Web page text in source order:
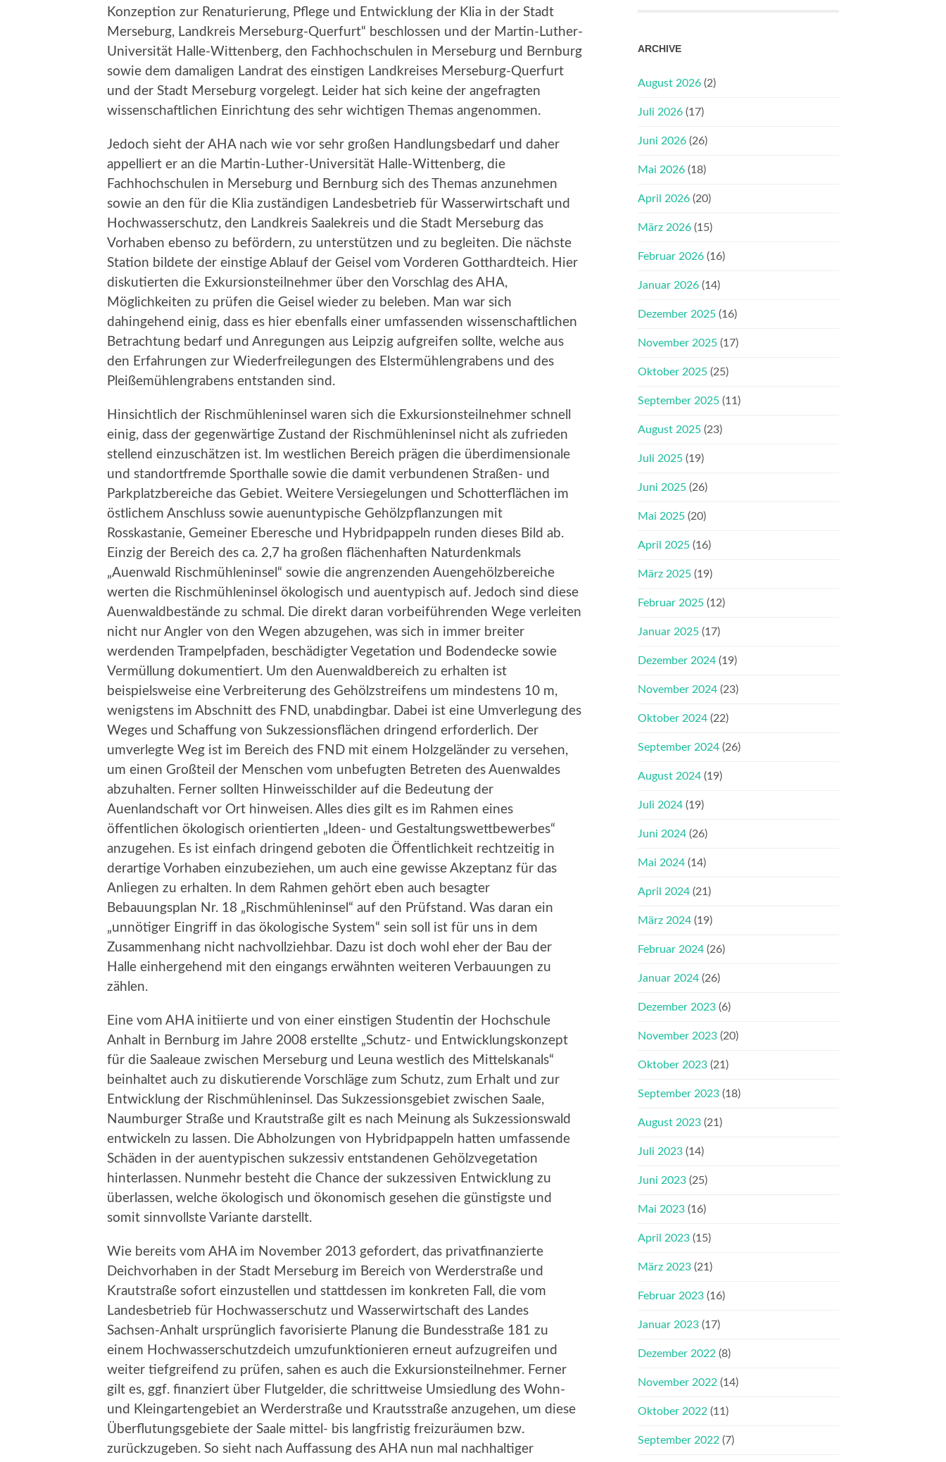
Konzeption zur Renaturierung, Pflege und Entwicklung der Klia in der Stadt
Merseburg, Landkreis Merseburg-Querfurt“ beschlossen und der Martin-Luther-
Universität Halle-Wittenberg, den Fachhochschulen in Merseburg und Bernburg
sowie dem damaligen Landrat des einstigen Landkreises Merseburg-Querfurt
und der Stadt Merseburg vorgelegt. Leider hat sich keine der angefragten
wissenschaftlichen Einrichtung des sehr wichtigen Themas angenommen.
Jedoch sieht der AHA nach wie vor sehr großen Handlungsbedarf und daher
appelliert er an die Martin-Luther-Universität Halle-Wittenberg, die
Fachhochschulen in Merseburg und Bernburg sich des Themas anzunehmen
sowie an den für die Klia zuständigen Landesbetrieb für Wasserwirtschaft und
Hochwasserschutz, den Landkreis Saalekreis und die Stadt Merseburg das
Vorhaben ebenso zu befördern, zu unterstützen und zu begleiten. Die nächste
Station bildete der einstige Ablauf der Geisel vom Vorderen Gotthardteich. Hier
diskutierten die Exkursionsteilnehmer über den Vorschlag des AHA,
Möglichkeiten zu prüfen die Geisel wieder zu beleben. Man war sich
dahingehend einig, dass es hier ebenfalls einer umfassenden wissenschaftlichen
Betrachtung bedarf und Anregungen aus Leipzig aufgreifen sollte, welche aus
den Erfahrungen zur Wiederfreilegungen des Elstermühlengrabens und des
Pleißemühlengrabens entstanden sind.
Hinsichtlich der Rischmühleninsel waren sich die Exkursionsteilnehmer schnell
einig, dass der gegenwärtige Zustand der Rischmühleninsel nicht als zufrieden
stellend einzuschätzen ist. Im westlichen Bereich prägen die überdimensionale
und standortfremde Sporthalle sowie die damit verbundenen Straßen- und
Parkplatzbereiche das Gebiet. Weitere Versiegelungen und Schotterflächen im
östlichem Anschluss sowie auenuntypische Gehölzpflanzungen mit
Rosskastanie, Gemeiner Eberesche und Hybridpappeln runden dieses Bild ab.
Einzig der Bereich des ca. 2,7 ha großen flächenhaften Naturdenkmals
„Auenwald Rischmühleninsel“ sowie die angrenzenden Auengehölzbereiche
werten die Rischmühleninsel ökologisch und auentypisch auf. Jedoch sind diese
Auenwaldbestände zu schmal. Die direkt daran vorbeiführenden Wege verleiten
nicht nur Angler von den Wegen abzugehen, was sich in immer breiter
werdenden Trampelpfaden, beschädigter Vegetation und Bodendecke sowie
Vermüllung dokumentiert. Um den Auenwaldbereich zu erhalten ist
beispielsweise eine Verbreiterung des Gehölzstreifens um mindestens 10 m,
wenigstens im Abschnitt des FND, unabdingbar. Dabei ist eine Umverlegung des
Weges und Schaffung von Sukzessionsflächen dringend erforderlich. Der
umverlegte Weg ist im Bereich des FND mit einem Holzgeländer zu versehen,
um einen Großteil der Menschen vom unbefugten Betreten des Auenwaldes
abzuhalten. Ferner sollten Hinweisschilder auf die Bedeutung der
Auenlandschaft vor Ort hinweisen. Alles dies gilt es im Rahmen eines
öffentlichen ökologisch orientierten „Ideen- und Gestaltungswettbewerbes“
anzugehen. Es ist einfach dringend geboten die Öffentlichkeit rechtzeitig in
derartige Vorhaben einzubeziehen, um auch eine gewisse Akzeptanz für das
Anliegen zu erhalten. In dem Rahmen gehört eben auch besagter
Bebauungsplan Nr. 18 „Rischmühleninsel“ auf den Prüfstand. Was daran ein
„unnötiger Eingriff in das ökologische System“ sein soll ist für uns in dem
Zusammenhang nicht nachvollziehbar. Dazu ist doch wohl eher der Bau der
Halle einhergehend mit den eingangs erwähnten weiteren Verbauungen zu
zählen.
Eine vom AHA initiierte und von einer einstigen Studentin der Hochschule
Anhalt in Bernburg im Jahre 2008 erstellte „Schutz- und Entwicklungskonzept
für die Saaleaue zwischen Merseburg und Leuna westlich des Mittelskanals“
beinhaltet auch zu diskutierende Vorschläge zum Schutz, zum Erhalt und zur
Entwicklung der Rischmühleninsel. Das Sukzessionsgebiet zwischen Saale,
Naumburger Straße und Krautstraße gilt es nach Meinung als Sukzessionswald
entwickeln zu lassen. Die Abholzungen von Hybridpappeln hatten umfassende
Schäden in der auentypischen sukzessiv entstandenen Gehölzvegetation
hinterlassen. Nunmehr besteht die Chance der sukzessiven Entwicklung zu
überlassen, welche ökologisch und ökonomisch gesehen die günstigste und
somit sinnvollste Variante darstellt.
Wie bereits vom AHA im November 2013 gefordert, das privatfinanzierte
Deichvorhaben in der Stadt Merseburg im Bereich von Werderstraße und
Krautstraße sofort einzustellen und stattdessen im konkreten Fall, die vom
Landesbetrieb für Hochwasserschutz und Wasserwirtschaft des Landes
Sachsen-Anhalt ursprünglich favorisierte Planung die Bundesstraße 181 zu
einem Hochwasserschutzdeich umzufunktionieren erneut aufzugreifen und
weiter tiefgreifend zu prüfen, sahen es auch die Exkursionsteilnehmer. Ferner
gilt es, ggf. finanziert über Flutgelder, die schrittweise Umsiedlung des Wohn-
und Kleingartengebiet an Werderstraße und Krautsstraße anzugehen, um diese
Überflutungsgebiete der Saale mittel- bis langfristig freizuräumen bzw.
zurückzugeben. So sieht nach Auffassung des AHA nun mal nachhaltiger
ARCHIVE
August 2026 (2)
Juli 2026 (17)
Juni 2026 (26)
Mai 2026 (18)
April 2026 (20)
März 2026 (15)
Februar 2026 (16)
Januar 2026 (14)
Dezember 2025 (16)
November 2025 (17)
Oktober 2025 (25)
September 2025 (11)
August 2025 (23)
Juli 2025 (19)
Juni 2025 (26)
Mai 2025 (20)
April 2025 (16)
März 2025 (19)
Februar 2025 (12)
Januar 2025 (17)
Dezember 2024 (19)
November 2024 (23)
Oktober 2024 (22)
September 2024 (26)
August 2024 (19)
Juli 2024 (19)
Juni 2024 (26)
Mai 2024 (14)
April 2024 (21)
März 2024 (19)
Februar 2024 (26)
Januar 2024 (26)
Dezember 2023 (6)
November 2023 (20)
Oktober 2023 (21)
September 2023 (18)
August 2023 (21)
Juli 2023 (14)
Juni 2023 (25)
Mai 2023 (16)
April 2023 (15)
März 2023 (21)
Februar 2023 (16)
Januar 2023 (17)
Dezember 2022 (8)
November 2022 (14)
Oktober 2022 (11)
September 2022 (7)